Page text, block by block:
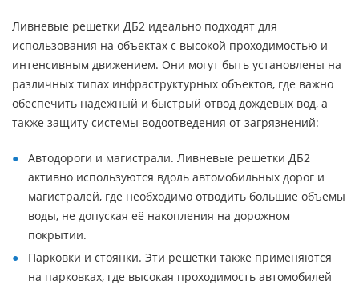
Ливневые решетки ДБ2 идеально подходят для
использования на объектах с высокой проходимостью и
интенсивным движением. Они могут быть установлены на
различных типах инфраструктурных объектов, где важно
обеспечить надежный и быстрый отвод дождевых вод, а
также защиту системы водоотведения от загрязнений:
Автодороги и магистрали. Ливневые решетки ДБ2
активно используются вдоль автомобильных дорог и
магистралей, где необходимо отводить большие объемы
воды, не допуская её накопления на дорожном
покрытии.
Парковки и стоянки. Эти решетки также применяются
на парковках, где высокая проходимость автомобилей